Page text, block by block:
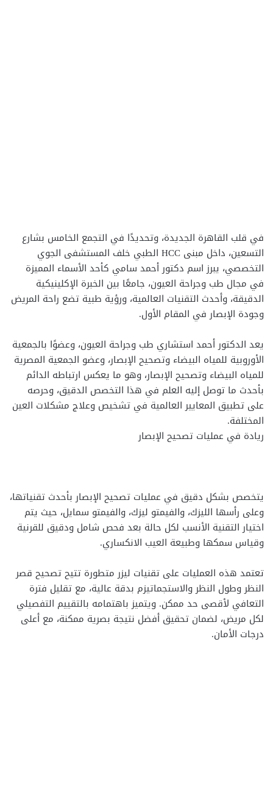
في قلب القاهرة الجديدة، وتحديدًا في التجمع الخامس بشارع
التسعين، داخل مبنى HCC الطبي خلف المستشفى الجوي
التخصصي، يبرز اسم دكتور أحمد سامي كأحد الأسماء المميزة
في مجال طب وجراحة العيون، جامعًا بين الخبرة الإكلينيكية
الدقيقة، وأحدث التقنيات العالمية، ورؤية طبية تضع راحة المريض
وجودة الإبصار في المقام الأول.
يعد الدكتور أحمد استشاري طب وجراحة العيون، وعضوًا بالجمعية
الأوروبية للمياه البيضاء وتصحيح الإبصار، وعضو الجمعية المصرية
للمياه البيضاء وتصحيح الإبصار، وهو ما يعكس ارتباطه الدائم
بأحدث ما توصل إليه العلم في هذا التخصص الدقيق، وحرصه
على تطبيق المعايير العالمية في تشخيص وعلاج مشكلات العين
المختلفة.
ريادة في عمليات تصحيح الإبصار
يتخصص بشكل دقيق في عمليات تصحيح الإبصار بأحدث تقنياتها،
وعلى رأسها الليزك، والفيمتو ليزك، والفيمتو سمايل، حيث يتم
اختيار التقنية الأنسب لكل حالة بعد فحص شامل ودقيق للقرنية
وقياس سمكها وطبيعة العيب الانكساري.
تعتمد هذه العمليات على تقنيات ليزر متطورة تتيح تصحيح قصر
النظر وطول النظر والاستجماتيزم بدقة عالية، مع تقليل فترة
التعافي لأقصى حد ممكن. ويتميز باهتمامه بالتقييم التفصيلي
لكل مريض، لضمان تحقيق أفضل نتيجة بصرية ممكنة، مع أعلى
درجات الأمان.